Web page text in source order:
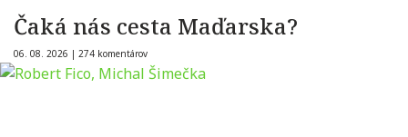
Čaká nás cesta Maďarska?
06. 08. 2026 | 274 komentárov